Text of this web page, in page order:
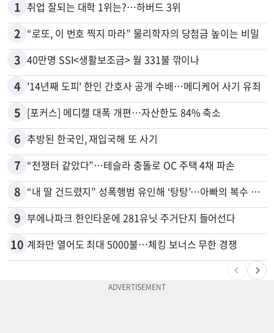
1 취업 잘되는 대학 1위는?…하버드 3위
2 “로또, 이 번호 찍지 마라” 물리학자의 당첨금 높이는 비밀
3 40만명 SSI<생활보조금> 월 331불 깎이나
4 '14년째 도피' 한인 간호사 공개 수배…메디케어 사기 유죄
5 [포커스] 메디캘 대폭 개편…자산한도 84% 축소
6 추방된 한국인, 재입국해 또 사기
7 “전쟁터 같았다”…테슬라 충돌로 OC 주택 4채 파손
8 “내 딸 건드렸지” 성폭행범 유인해 ‘탕탕’…아빠의 복수 결말
9 부에나파크 한인타운에 281유닛 주거단지 들어선다
10 계좌만 열어도 최대 5000불…체킹 보너스 무한 경쟁